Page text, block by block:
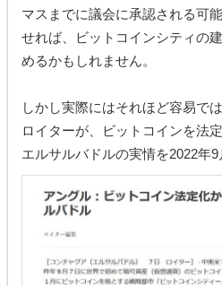
マスまでに議会に承認される可
せれば、ビットコインシティの
めるかもしれません。
しかし実際にはそれほど容易で
ロイターが、ビットコインを法
エルサルバドルの実情を2022年9